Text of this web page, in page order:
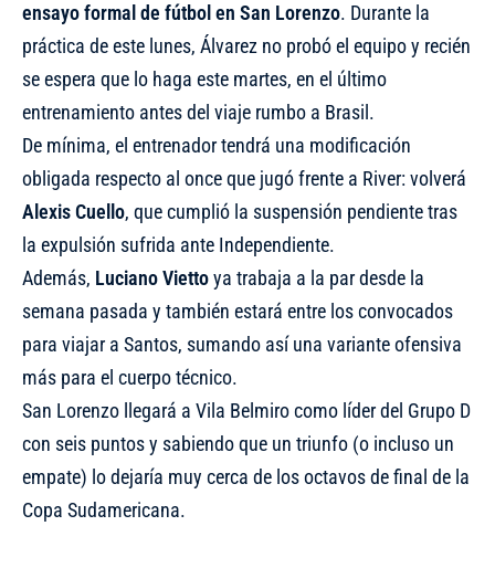
ensayo formal de fútbol en San Lorenzo. Durante la
práctica de este lunes, Álvarez no probó el equipo y recién
se espera que lo haga este martes, en el último
entrenamiento antes del viaje rumbo a Brasil.
De mínima, el entrenador tendrá una modificación
obligada respecto al once que jugó frente a River: volverá
Alexis Cuello, que cumplió la suspensión pendiente tras
la expulsión sufrida ante Independiente.
Además, Luciano Viettoya trabaja a la par desde la
semana pasada y también estará entre los convocados
para viajar a Santos, sumando así una variante ofensiva
más para el cuerpo técnico.
San Lorenzo llegará a Vila Belmiro como líder del Grupo D
con seis puntos y sabiendo que un triunfo (o incluso un
empate) lo dejaría muy cerca de los octavos de final de la
Copa Sudamericana.